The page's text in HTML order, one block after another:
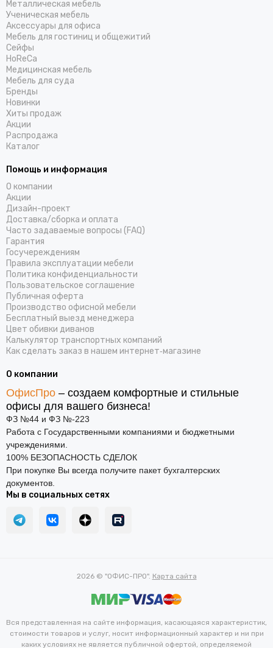
Металлическая мебель
Ученическая мебель
Аксессуары для офиса
Мебель для гостиниц и общежитий
Cейфы
HoReCa
Медицинская мебель
Мебель для суда
Бренды
Новинки
Хиты продаж
Акции
Распродажа
Каталог
Помощь и информация
О компании
Акции
Дизайн-проект
Доставка/cборка и оплата
Часто задаваемые вопросы (FAQ)
Гарантия
Госучереждениям
Правила эксплуатации мебели
Политика конфиденциальности
Пользовательское соглашение
Публичная оферта
Производство офисной мебели
Бесплатный выезд менеджера
Цвет обивки диванов
Калькулятор транспортных компаний
Как сделать заказ в нашем интернет‑магазине
О компании
ОфисПро – создаем комфортные и стильные
офисы для вашего бизнеса!
ФЗ №44 и ФЗ №-223
Работа с Государственными компаниями и бюджетными
учреждениями.
100% БЕЗОПАСНОСТЬ СДЕЛОК
При покупке Вы всегда получите пакет бухгалтерских
документов.
Мы в социальных сетях
2026 © "ОФИС-ПРО". Карта сайта
Вся представленная на сайте информация, касающаяся характеристик,
стоимости товаров и услуг, носит информационный характер и ни при
каких условиях не является публичной офертой, определяемой